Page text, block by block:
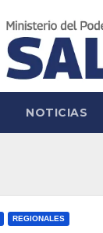
NOTICIAS
REGIONALES